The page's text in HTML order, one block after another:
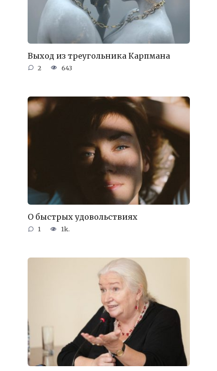
Выход из треугольника Карпмана
2 643
О быстрых удовольствиях
1 1k.